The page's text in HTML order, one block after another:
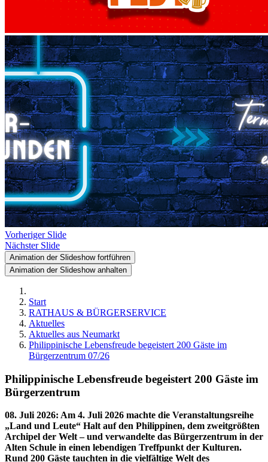
Vorheriger Slide
Nächster Slide
Animation der Slideshow fortführen
Animation der Slideshow anhalten
Start
RATHAUS & BÜRGERSERVICE
Aktuelles
Aktuelles aus Neumarkt
Philippinische Lebensfreude begeistert 200 Gäste im
Bürgerzentrum 07/26
Philippinische Lebensfreude begeistert 200 Gäste im
Bürgerzentrum
08. Juli 2026: Am 4. Juli 2026 machte die Veranstaltungsreihe
„Land und Leute“ Halt auf den Philippinen, dem zweitgrößten
Archipel der Welt – und verwandelte das Bürgerzentrum in der
Alten Schule in einen lebendigen Treffpunkt der Kulturen.
Rund 200 Gäste tauchten in die vielfältige Welt des